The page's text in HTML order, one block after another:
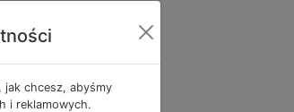
jak chcesz, abyśmy
i reklamowych.